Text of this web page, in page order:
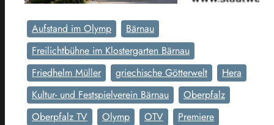
Aufstand im Olymp
Bärnau
Freilichtbühne im Klostergarten Bärnau
Friedhelm Müller
griechische Götterwelt
Hera
Kultur- und Festspielverein Bärnau
Oberpfalz
Oberpfalz TV
Olymp OTV
Premiere